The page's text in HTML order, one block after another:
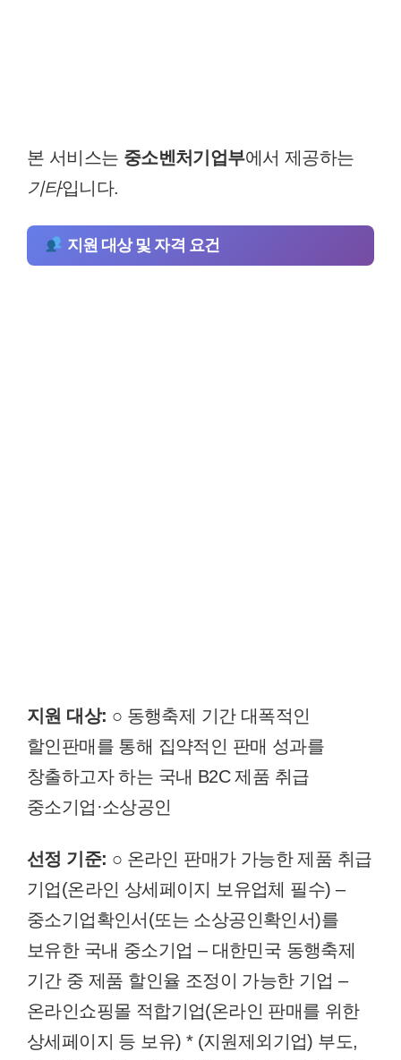
본 서비스는 중소벤처기업부에서 제공하는
기타입니다.
지원 대상 및 자격 요건
지원 대상: ○ 동행축제 기간 대폭적인
할인판매를 통해 집약적인 판매 성과를
창출하고자 하는 국내 B2C 제품 취급
중소기업·소상공인
선정 기준: ○ 온라인 판매가 가능한 제품 취급
기업(온라인 상세페이지 보유업체 필수) –
중소기업확인서(또는 소상공인확인서)를
보유한 국내 중소기업 – 대한민국 동행축제
기간 중 제품 할인율 조정이 가능한 기업 –
온라인쇼핑몰 적합기업(온라인 판매를 위한
상세페이지 등 보유) * (지원제외기업) 부도,